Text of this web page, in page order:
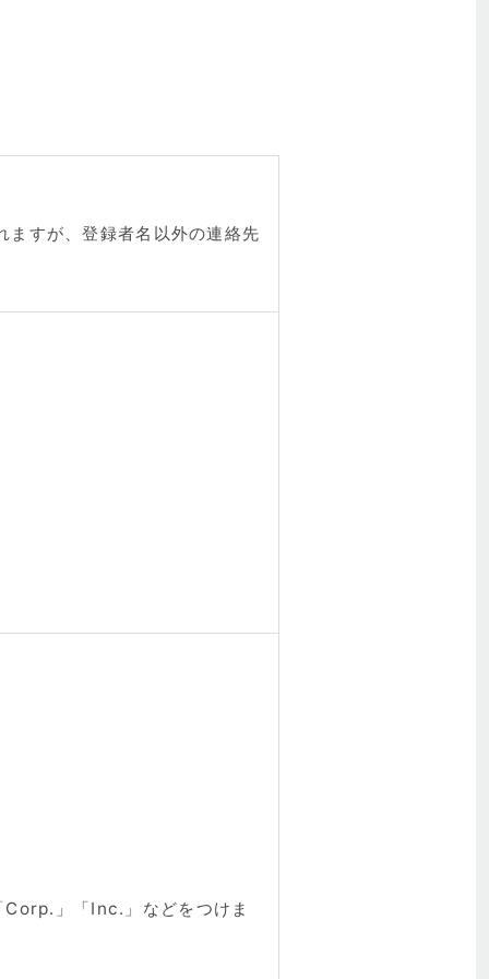
すが、登録者名以外の連絡先
」「Inc.」などをつけま